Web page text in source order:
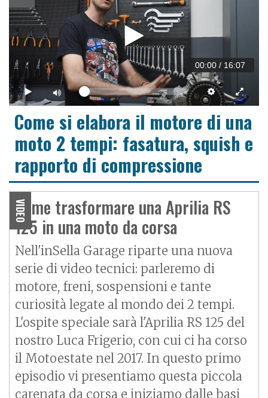
00:00 / 16:07
Come si elabora il motore di una
moto 2 tempi: fasatura, squish e
rapporto di compressione
VIDEO
Come trasformare una Aprilia RS
125 in una moto da corsa
Nell'inSella Garage riparte una nuova
serie di video tecnici: parleremo di
motore, freni, sospensioni e tante
curiosità legate al mondo dei 2 tempi.
L'ospite speciale sarà l'Aprilia RS 125 del
nostro Luca Frigerio, con cui ci ha corso
il Motoestate nel 2017. In questo primo
episodio vi presentiamo questa piccola
carenata da corsa e iniziamo dalle basi